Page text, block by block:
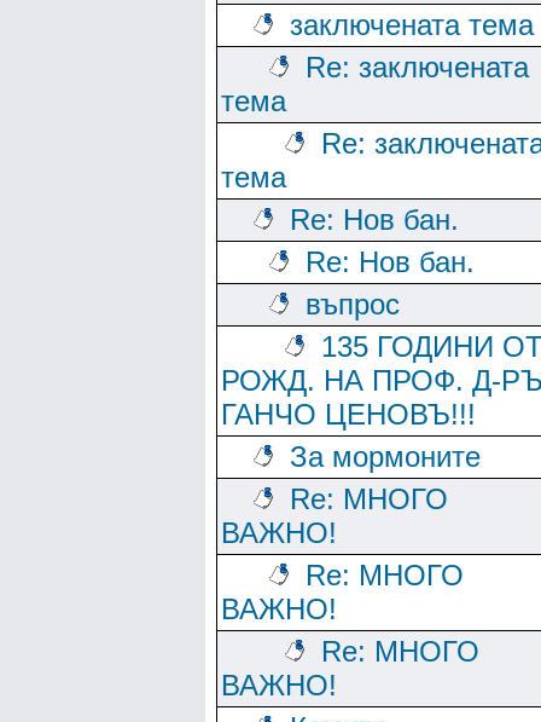
заключената тема
Re: заключената
тема
Re:
тема
Re: Нов бан.
Re: Нов бан.
въпрос
135 ГОДИНИ
РОЖД. НА ПРОФ. Д-
ГАНЧО ЦЕНОВЪ!!!
За мормоните
Re: МНОГО
ВАЖНО!
Re: МНОГО
ВАЖНО!
Re: МНОГО
ВАЖНО!